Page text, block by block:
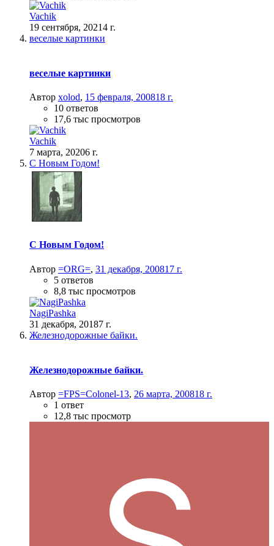
Vachik
19 сентября, 20214 г.
веселые картинки
веселые картинки
Автор xolod, 15 февраля, 200818 г.
10 ответов
17,6 тыс просмотров
Vachik
7 марта, 20206 г.
С Новым Годом!
С Новым Годом!
Автор =ORG=, 31 декабря, 200817 г.
5 ответов
8,8 тыс просмотров
NagiPashka
31 декабря, 20187 г.
Железнодорожные байки.
Железнодорожные байки.
Автор =FPS=Colonel-13, 26 марта, 200818 г.
1 ответ
12,8 тыс просмотр